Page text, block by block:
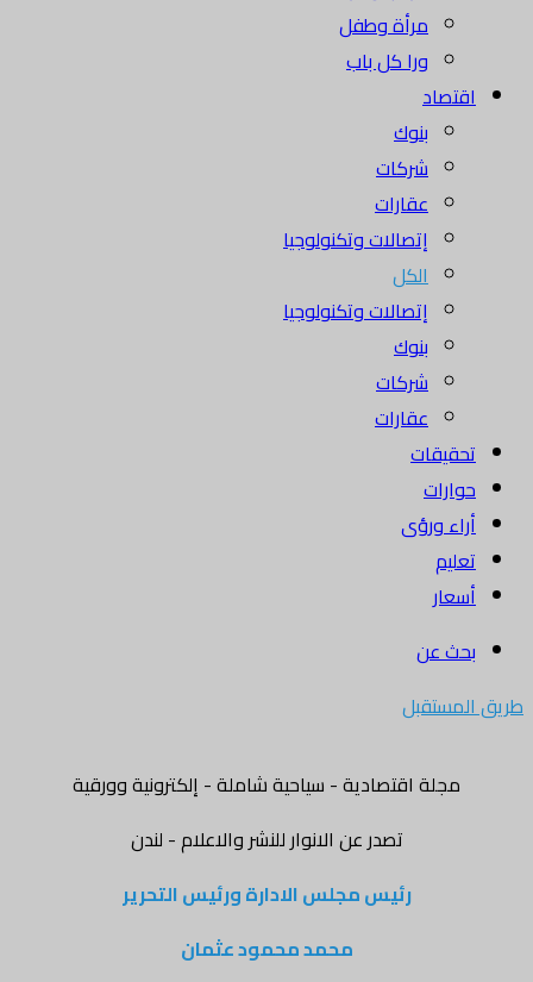
مرأة وطفل
ورا كل باب
اقتصاد
بنوك
شركات
عقارات
إتصالات وتكنولوجيا
الكل
إتصالات وتكنولوجيا
بنوك
شركات
عقارات
تحقيقات
حوارات
أراء ورؤى
تعليم
أسعار
بحث عن
طريق المستقبل
مجلة اقتصادية - سياحية شاملة - إلكترونية وورقية
تصدر عن الانوار للنشر والاعلام - لندن
رئيس مجلس الادارة ورئيس التحرير
محمد محمود عثمان